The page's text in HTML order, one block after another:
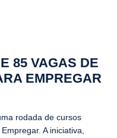
85 VAGAS DE
EMPREGAR
rodada de cursos
A iniciativa,